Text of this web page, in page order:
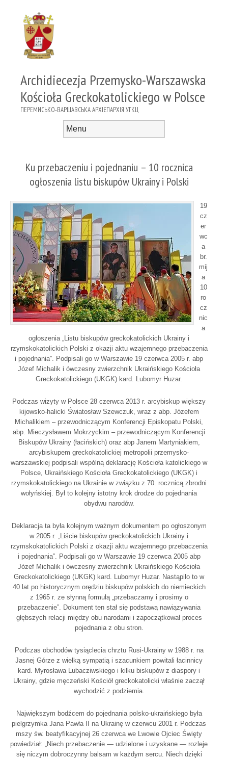
Archidiecezja Przemysko-Warszawska
Kościoła Greckokatolickiego w Polsce
ПЕРЕМИСЬКО-ВАРШАВСЬКА АРХІЄПАРХІЯ УГКЦ
Ku przebaczeniu i pojednaniu – 10 rocznica
ogłoszenia listu biskupów Ukrainy i Polski
19
cz
er
wc
a
br.
mij
a
10
ro
cz
nic
a
ogłoszenia „Listu biskupów greckokatolickich Ukrainy i
rzymskokatolickich Polski z okazji aktu wzajemnego przebaczenia
i pojednania”. Podpisali go w Warszawie 19 czerwca 2005 r. abp
Józef Michalik i ówczesny zwierzchnik Ukraińskiego Kościoła
Greckokatolickiego (UKGK) kard. Lubomyr Huzar.
Podczas wizyty w Polsce 28 czerwca 2013 r. arcybiskup większy
kijowsko-halicki Światosław Szewczuk, wraz z abp. Józefem
Michalikiem – przewodniczącym Konferencji Episkopatu Polski,
abp. Mieczysławem Mokrzyckim – przewodniczącym Konferencji
Biskupów Ukrainy (łacińskich) oraz abp Janem Martyniakiem,
arcybiskupem greckokatolickiej metropolii przemysko-
warszawskiej podpisali wspólną deklarację Kościoła katolickiego w
Polsce, Ukraińskiego Kościoła Greckokatolickiego (UKGK) i
rzymskokatolickiego na Ukrainie w związku z 70. rocznicą zbrodni
wołyńskiej. Był to kolejny istotny krok drodze do pojednania
obydwu narodów.
Deklaracja ta była kolejnym ważnym dokumentem po ogłoszonym
w 2005 r. „Liście biskupów greckokatolickich Ukrainy i
rzymskokatolickich Polski z okazji aktu wzajemnego przebaczenia
i pojednania”. Podpisali go w Warszawie 19 czerwca 2005 abp
Józef Michalik i ówczesny zwierzchnik Ukraińskiego Kościoła
Greckokatolickiego (UKGK) kard. Lubomyr Huzar. Nastąpiło to w
40 lat po historycznym orędziu biskupów polskich do niemieckich
z 1965 r. ze słynną formułą „przebaczamy i prosimy o
przebaczenie”. Dokument ten stał się podstawą nawiązywania
głębszych relacji między obu narodami i zapoczątkował proces
pojednania z obu stron.
Podczas obchodów tysiąclecia chrztu Rusi-Ukrainy w 1988 r. na
Jasnej Górze z wielką sympatią i szacunkiem powitali łacinnicy
kard. Myrosława Lubacziwskiego i kilku biskupów z diaspory i
Ukrainy, gdzie męczeński Kościół greckokatolicki właśnie zaczął
wychodzić z podziemia.
Największym bodźcem do pojednania polsko-ukraińskiego była
pielgrzymka Jana Pawła II na Ukrainę w czerwcu 2001 r. Podczas
mszy św. beatyfikacyjnej 26 czerwca we Lwowie Ojciec Święty
powiedział: „Niech przebaczenie — udzielone i uzyskane — rozleje
się niczym dobroczynny balsam w każdym sercu. Niech dzięki